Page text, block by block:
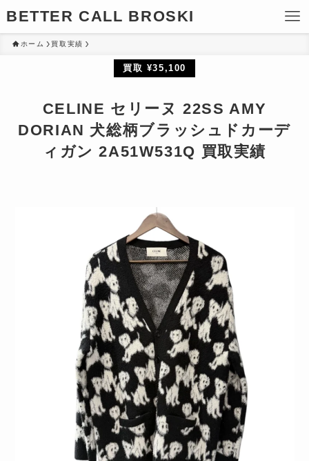
BETTER CALL BROSKI
ホーム 買取実績
買取 ¥35,100
CELINE セリーヌ 22SS AMY
DORIAN 犬総柄ブラッシュドカーデ
ィガン 2A51W531Q 買取実績